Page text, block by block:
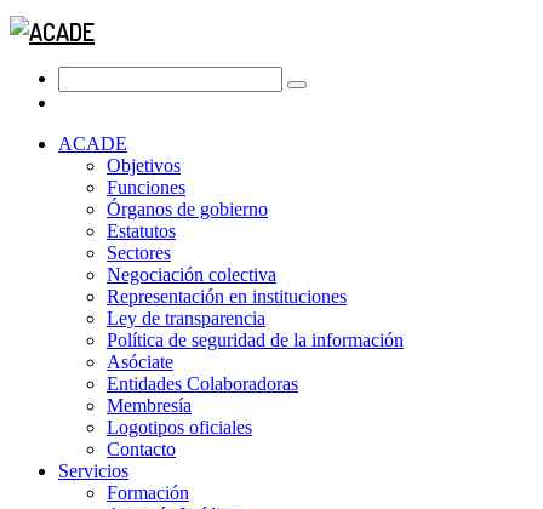
ACADE
Objetivos
Funciones
Órganos de gobierno
Estatutos
Sectores
Negociación colectiva
Representación en instituciones
Ley de transparencia
Política de seguridad de la información
Asóciate
Entidades Colaboradoras
Membresía
Logotipos oficiales
Contacto
Servicios
Formación